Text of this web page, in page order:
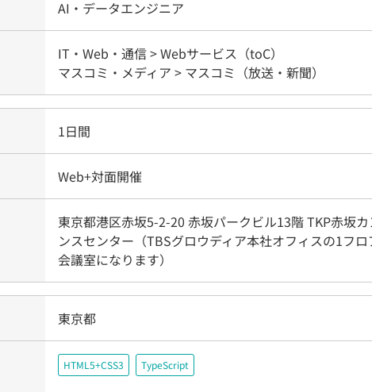
AI・データエンジニア
IT・Web・通信 > Webサービス（toC）
マスコミ・メディア > マスコミ（放送・新聞）
1日間
Web+対面開催
東京都港区赤坂5-2-20 赤坂パークビル13階 TKP赤坂
ンスセンター（TBSグロウディア本社オフィスの1フロ
会議室になります）
東京都
HTML5+CSS3 TypeScript